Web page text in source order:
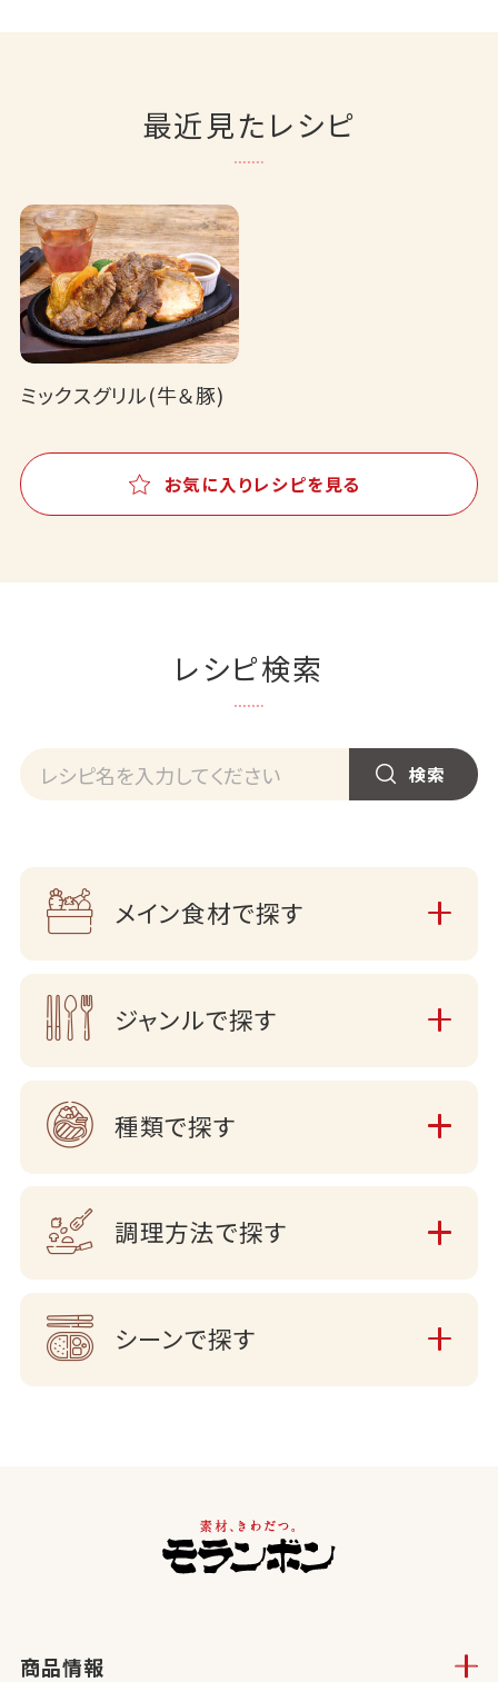
最近見たレシピ
ミックスグリル(牛＆豚)
お気に入りレシピを見る
レシピ検索
メイン食材で探す
ジャンルで探す
種類で探す
調理方法で探す
シーンで探す
商品情報